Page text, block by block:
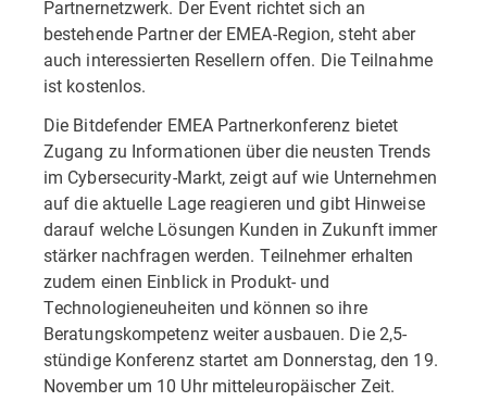
Partnernetzwerk. Der Event richtet sich an
bestehende Partner der EMEA-Region, steht aber
auch interessierten Resellern offen. Die Teilnahme
ist kostenlos.
Die Bitdefender EMEA Partnerkonferenz bietet
Zugang zu Informationen über die neusten Trends
im Cybersecurity-Markt, zeigt auf wie Unternehmen
auf die aktuelle Lage reagieren und gibt Hinweise
darauf welche Lösungen Kunden in Zukunft immer
stärker nachfragen werden. Teilnehmer erhalten
zudem einen Einblick in Produkt- und
Technologieneuheiten und können so ihre
Beratungskompetenz weiter ausbauen. Die 2,5-
stündige Konferenz startet am Donnerstag, den 19.
November um 10 Uhr mitteleuropäischer Zeit.